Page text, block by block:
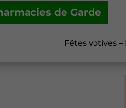
de Garde
Fêtes votives –